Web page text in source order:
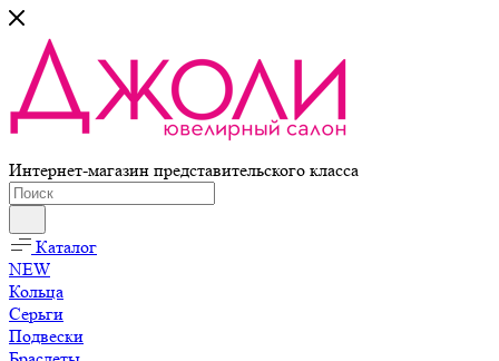
Интернет-магазин представительского класса
Каталог
NEW
Кольца
Серьги
Подвески